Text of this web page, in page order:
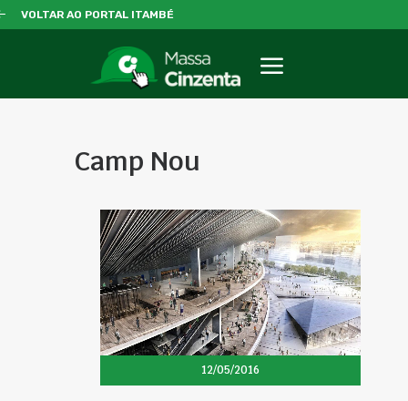
VOLTAR AO PORTAL ITAMBÉ
Camp Nou
12/05/2016